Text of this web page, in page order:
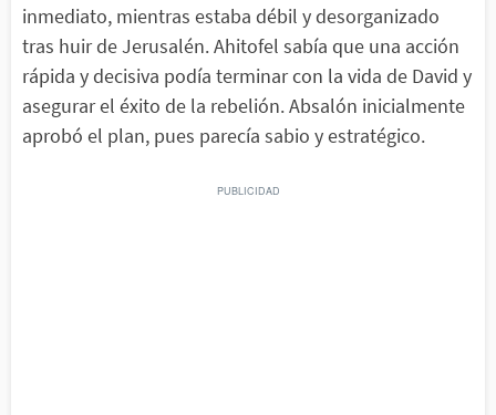
inmediato, mientras estaba débil y desorganizado
tras huir de Jerusalén. Ahitofel sabía que una acción
rápida y decisiva podía terminar con la vida de David y
asegurar el éxito de la rebelión. Absalón inicialmente
aprobó el plan, pues parecía sabio y estratégico.